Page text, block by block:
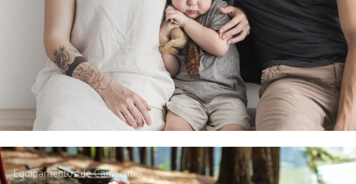
Equipamentos de Campismo